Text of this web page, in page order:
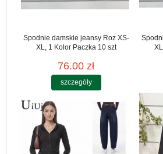
Spodnie damskie jeansy Roz XS-
XL, 1 Kolor Paczka 10 szt
76.00 zł
szczegóły